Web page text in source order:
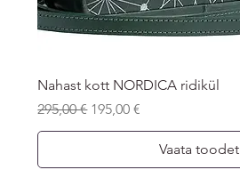
Nahast kott NORDICA ridikül
Regular Price
295,00 € Sale Price
195,00 €
Vaata toodet